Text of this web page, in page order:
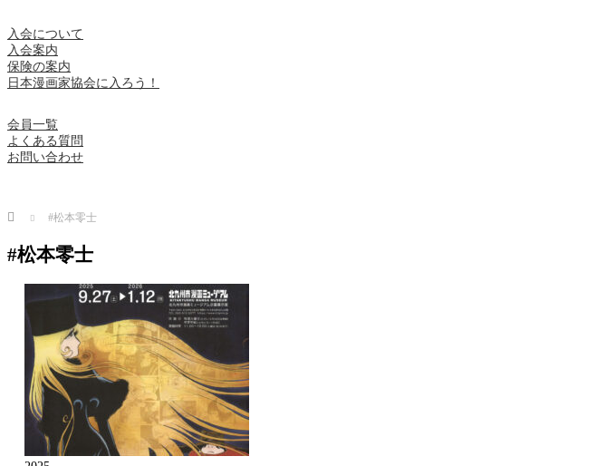
入会について
入会案内
保険の案内
日本漫画家協会に入ろう！
会員一覧
よくある質問
お問い合わせ
Home #松本零士
#松本零士